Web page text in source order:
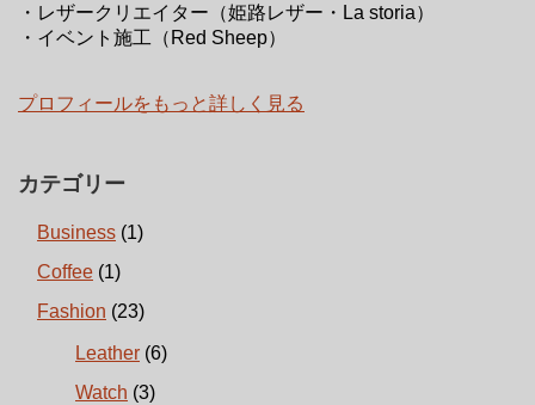
・レザークリエイター（姫路レザー・La storia）
・イベント施工（Red Sheep）
プロフィールをもっと詳しく見る
カテゴリー
Business (1)
Coffee (1)
Fashion (23)
Leather (6)
Watch (3)